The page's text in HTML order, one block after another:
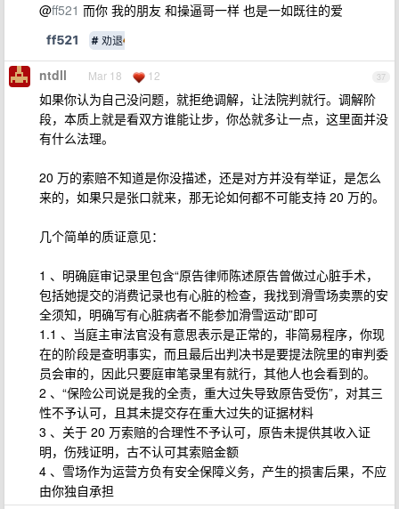
@ff521 而你 我的朋友 和操逼哥一样 也是一如既往的爱
37
ntdll Mar 18 12
如果你认为自己没问题，就拒绝调解，让法院判就行。调解阶
段，本质上就是看双方谁能让步，你怂就多让一点，这里面并没
有什么法理。
20 万的索赔不知道是你没描述，还是对方并没有举证，是怎么
来的，如果只是张口就来，那无论如何都不可能支持 20 万的。
几个简单的质证意见：
1 、明确庭审记录里包含“原告律师陈述原告曾做过心脏手术，
包括她提交的消费记录也有心脏的检查，我找到滑雪场卖票的安
全须知，明确写有心脏病者不能参加滑雪运动”即可
1.1 、当庭主审法官没有意思表示是正常的，非简易程序，你现
在的阶段是查明事实，而且最后出判决书是要提法院里的审判委
员会审的，因此只要庭审笔录里有就行，其他人也会看到的。
2 、“保险公司说是我的全责，重大过失导致原告受伤”，对其三
性不予认可，且其未提交存在重大过失的证据材料
3 、关于 20 万索赔的合理性不予认可，原告未提供其收入证
明，伤残证明，古不认可其索赔金额
4 、雪场作为运营方负有安全保障义务，产生的损害后果，不应
由你独自承担